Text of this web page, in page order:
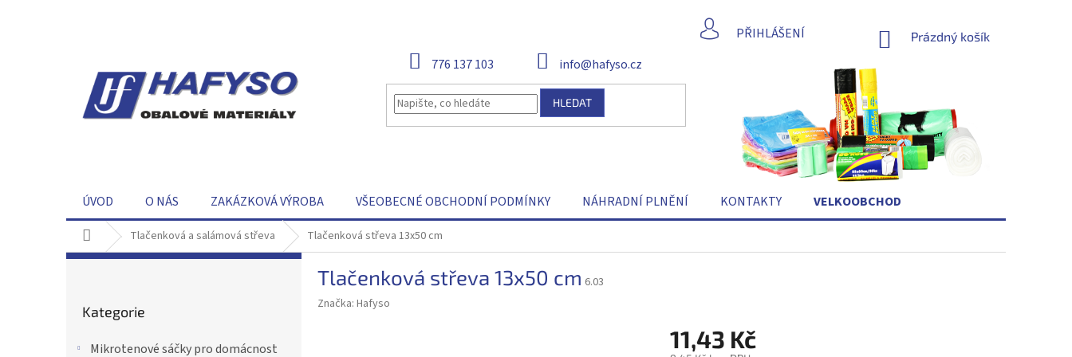
776 137 103 info@hafyso.cz
PŘIHLÁŠENÍ
HLEDAT
NÁKUPNÍ
Prázdný košík
ÚVOD O NÁS ZAKÁZKOVÁ VÝROBA VŠEOBECNÉ OBCHODNÍ PODMÍNKY NÁHRADNÍ PLNĚNÍ KONTAKTY VELKOOBCHOD
Domů Tlačenková a salámová střeva Tlačenková střeva 13x50 cm
kategorie
Kategorie
Mikrotenové sáčky pro domácnost
Tlačenková střeva 13x50 cm 6.03
Značka: Hafyso
11,43 Kč